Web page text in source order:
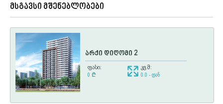
მსგავსი მშენებლობები
არქი დიღომი 2
ფასი:
0 ¢
კვ.მ:
0.0 - დან